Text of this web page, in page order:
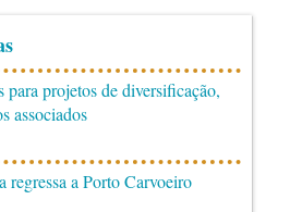
para projetos de diversificação,
associados
regressa a Porto Carvoeiro